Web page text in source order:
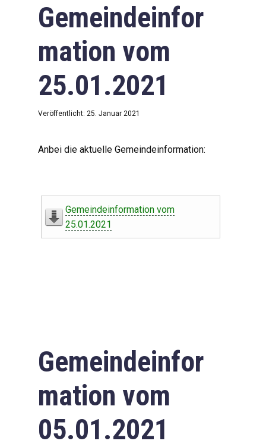
Gemeindeinfor
mation vom
25.01.2021
Veröffentlicht: 25. Januar 2021
Anbei die aktuelle Gemeindeinformation:
Gemeindeinformation vom
25.01.2021
Gemeindeinfor
mation vom
05.01.2021